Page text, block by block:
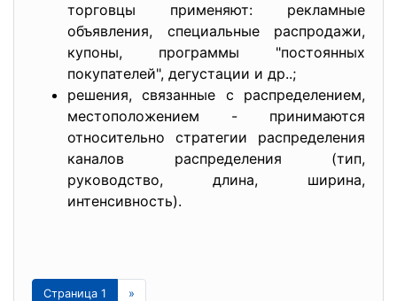
торговцы применяют: рекламные
объявления, специальные распродажи,
купоны, программы "постоянных
покупателей", дегустации и др..;
решения, связанные с распределением,
местоположением - принимаются
относительно стратегии распределения
каналов распределения (тип,
руководство, длина, ширина,
интенсивность).
Страница 1 »